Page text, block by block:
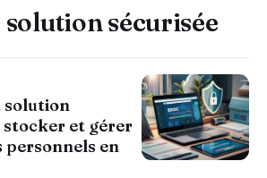
solution sécurisée
solution
stocker et gérer
personnels en